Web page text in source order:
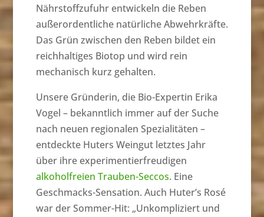
Nährstoffzufuhr entwickeln die Reben
außerordentliche natürliche Abwehrkräfte.
Das Grün zwischen den Reben bildet ein
reichhaltiges Biotop und wird rein
mechanisch kurz gehalten.
Unsere Gründerin, die Bio-Expertin Erika
Vogel – bekanntlich immer auf der Suche
nach neuen regionalen Spezialitäten –
entdeckte Huters Weingut letztes Jahr
über ihre experimentierfreudigen
alkoholfreien Trauben-Seccos. Eine
Geschmacks-Sensation. Auch Huter’s Rosé
war der Sommer-Hit: „Unkompliziert und